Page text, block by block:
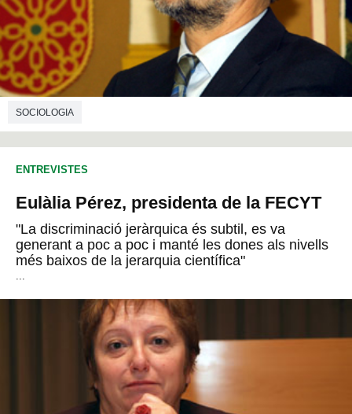
SOCIOLOGIA
ENTREVISTES
Eulàlia Pérez, presidenta de la FECYT
"La discriminació jeràrquica és subtil, es va
generant a poc a poc i manté les dones als nivells
més baixos de la jerarquia científica"